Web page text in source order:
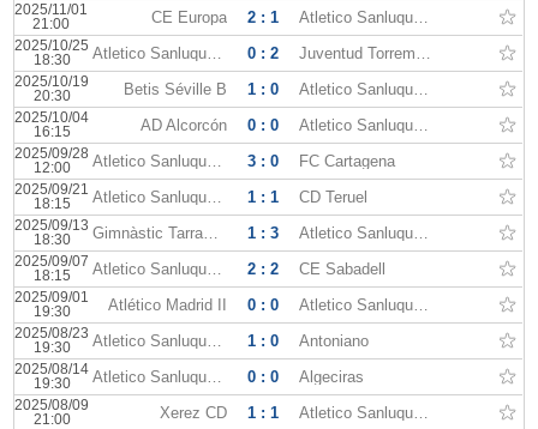
2025/11/01
21:00
CE Europa 2 : 1 Atletico Sanluqueno
2025/10/25
18:30
Atletico Sanluqueno 0 : 2 Juventud Torremolinos
2025/10/19
20:30
Betis Séville B 1 : 0 Atletico Sanluqueno
2025/10/04
16:15
AD Alcorcón 0 : 0 Atletico Sanluqueno
2025/09/28
12:00
Atletico Sanluqueno 3 : 0 FC Cartagena
2025/09/21
18:15
Atletico Sanluqueno 1 : 1 CD Teruel
2025/09/13
18:30
Gimnàstic Tarragona 1 : 3 Atletico Sanluqueno
2025/09/07
18:15
Atletico Sanluqueno 2 : 2 CE Sabadell
2025/09/01
19:30
Atlético Madrid II 0 : 0 Atletico Sanluqueno
2025/08/23
19:30
Atletico Sanluqueno 1 : 0 Antoniano
2025/08/14
19:30
Atletico Sanluqueno 0 : 0 Algeciras
2025/08/09
21:00
Xerez CD 1 : 1 Atletico Sanluqueno